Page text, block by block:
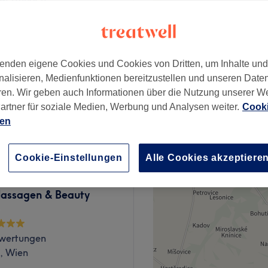
ab 58 €
ab 75 €
& Beauty
Wien
eigene Cookies und Cookies von Dritten, um Inhalte
Medienfunktionen bereitzustellen und unseren
Wir geben auch Informationen über die Nutzung unserer
für soziale Medien, Werbung und Analysen weiter.
Alle Cookies akzeptieren
Cookie-Einstellungen